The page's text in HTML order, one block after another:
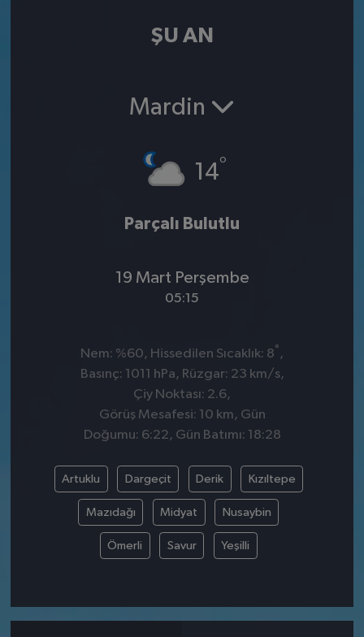
ŞU AN
Mardin
14°
Parçalı Bulutlu
19 Mart Perşembe
05:15
Nem: %60, Hissedilen Sıcaklık: 8° ,
Basınç: 1011 hPa, Rüzgar: 23 km/s,
Çiy Noktası: 2.6,
Görüş Mesafesi: 10 km, Gün
Doğumu: 6:22, Gün Batımı: 18:28
Artuklu Dargeçit Derik Kızıltepe
Mazıdağı Midyat Nusaybin
Ömerli Savur Yeşilli